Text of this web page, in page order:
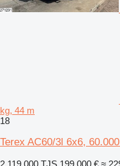
kg, 44 m
18
Terex AC60/3l 6x6,
2 119 000 TJS 199 000 € ≈